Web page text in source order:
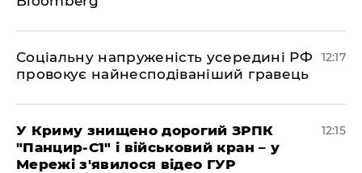
Соціальну напруженість усередині РФ
провокує найнесподіваніший гравець
12:17
У Криму знищено дорогий ЗРПК
"Панцир-С1" і військовий кран – у
Мережі з'явилося відео ГУР
12:15